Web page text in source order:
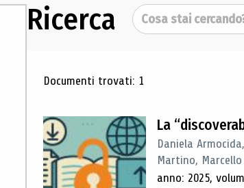
Ricerca Cerca
Risultati di ricerca
Documenti trovati: 1
La
Daniela
Martino,
anno: 2025,